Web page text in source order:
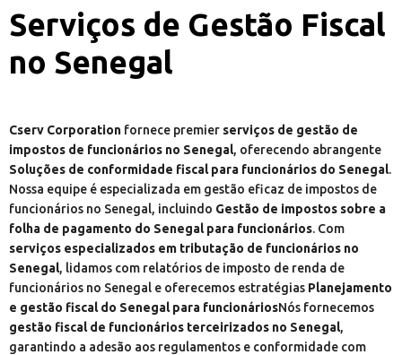
Serviços de Gestão Fiscal
no Senegal
Cserv Corporation fornece premier serviços de gestão de
impostos de funcionários no Senegal, oferecendo abrangente
Soluções de conformidade fiscal para funcionários do Senegal.
Nossa equipe é especializada em gestão eficaz de impostos de
funcionários no Senegal, incluindo Gestão de impostos sobre a
folha de pagamento do Senegal para funcionários. Com
serviços especializados em tributação de funcionários no
Senegal, lidamos com relatórios de imposto de renda de
funcionários no Senegal e oferecemos estratégias Planejamento
e gestão fiscal do Senegal para funcionáriosNós fornecemos
gestão fiscal de funcionários terceirizados no Senegal,
garantindo a adesão aos regulamentos e conformidade com